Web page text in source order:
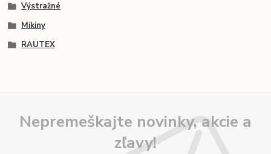
Výstražné
Mikiny
RAUTEX
Nepremeškajte novinky, akcie a
zľavy!